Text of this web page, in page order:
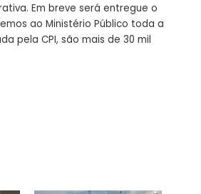
Em breve será entregue o
ao Ministério Público toda a
pela CPI, são mais de 30 mil